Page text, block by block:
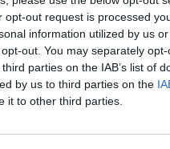
out request is processed
information utilized by us
out. You may separately
parties on the IAB’s list of
by us to third parties on the
it to other third parties.
Interno Coperto
- 24 ore su 24